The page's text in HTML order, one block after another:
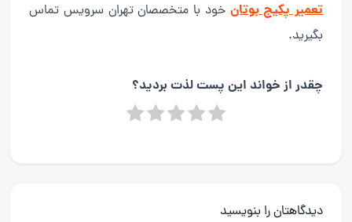
تعمیر پکیج بوتان خود با متخصصان تهران سرویس تماس
بگیرید.
چقدر از خواند این پست لذت بردید؟
دیدگاهتان را بنویسید